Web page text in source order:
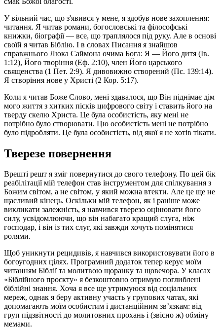
У вільний час, що з'явився у мене, я здобув нове захоплення:
читання. Я читав романи, богословські та філософські
книжки, біографії — все, що траплялося під руку. Але в основі
своїй я читав Біблію. І в словах Писання я знайшов
справжнього Люка Саймона очима Бога: Я — Його дитя (Ів.
1:12), Його творіння (Еф. 2:10), член Його царського
священства (1 Пет. 2:9). Я дивовижно створений (Пс. 139:14).
Я створіння нове у Христі (2 Кор. 5:17).
Коли я читав Боже Слово, мені здавалося, що Він піднімає дім
мого життя з хитких пісків цифрового світу і ставить його на
тверду скелю Христа. Це була особистість, яку мені не
потрібно було створювати. Цю особистість мені не потрібно
було підробляти. Це була особистість, від якої я не хотів тікати.
Тверезе повернення
Врешті решт я зміг повернутися до свого телефону. По цей бік
реабілітації мій телефон став інструментом для спілкування з
Божим світом, а не світом, у який можна втекти. Але це ще не
щасливий кінець. Оскільки мій телефон, як і раніше може
викликати залежність, я навчився тверезо оцінювати його
силу, усвідомлюючи, що він набагато кращий слуга, ніж
господар, і він із тих слуг, які завжди хочуть помінятися
ролями.
Щоб уникнути рецидивів, я навчився використовувати його в
богоугодних цілях. Програмний додаток тепер керує моїм
читанням Біблії та молитвою щоранку та щовечора. У класах
«Біблійного проєкту» я безкоштовно отримую поглиблені
біблійні знання. Хоча я все ще утримуюся від соціальних
мереж, однак я беру активну участь у групових чатах, які
допомагають моїм особистим і дистанційним зв’язкам: від
груп підзвітності до молитовних прохань і (звісно ж) обміну
мемами.